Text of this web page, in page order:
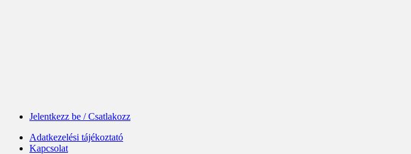
Jelentkezz be / Csatlakozz
Adatkezelési tájékoztató
Kapcsolat